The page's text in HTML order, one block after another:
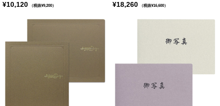
¥10,120 （税抜¥9,200） ¥18,260 （税抜¥16,600）